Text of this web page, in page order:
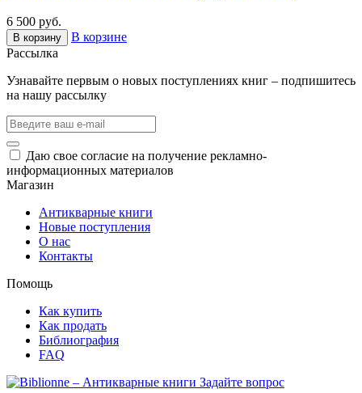
6 500 руб.
В корзину
В корзине
Рассылка
Узнавайте первым о новых поступлениях книг – подпишитесь
на нашу рассылку
Даю свое согласие на получение рекламно-
информационных материалов
Магазин
Антикварные книги
Новые поступления
О нас
Контакты
Помощь
Как купить
Как продать
Библиография
FAQ
Задайте вопрос